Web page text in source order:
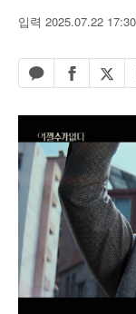
입력 2025.07.22 17:30
카카오톡 공유하
페이스북
엑스